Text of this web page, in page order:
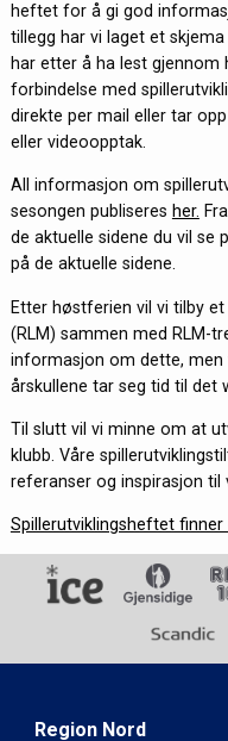
heftet for å gi god
tillegg har vi laget et
har etter å ha lest gjennom
forbindelse med
direkte per mail eller tar
eller videoopptak.
All informasjon om
sesongen publiseres her.
de aktuelle sidene du vil se
på de aktuelle sidene.
Etter høstferien vil vi tilby
(RLM) sammen med RLM-
informasjon om dette, men
årskullene tar seg tid til det
Til slutt vil vi minne om at
klubb. Våre
referanser og inspirasjon til
Spillerutviklingsheftet finner
Region Nord